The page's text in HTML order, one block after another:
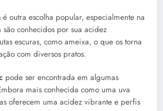
é outra escolha popular, especialmente na
conhecidos por sua acidez
escuras, como ameixa, o que os torna
com diversos pratos.
pode ser encontrada em algumas
mais conhecida como uma uva
oferecem uma acidez vibrante e perfis